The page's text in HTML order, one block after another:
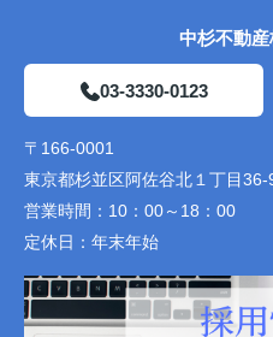
中杉不動
03-3330-0123
〒166-0001
東京都杉並区阿佐谷北１丁目36-
営業時間： 10：00～18：00
定休日： 年末年始